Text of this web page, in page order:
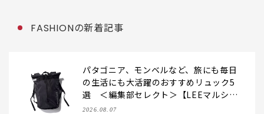
FASHIONの新着記事
パタゴニア、モンベルなど、旅にも毎日
の生活にも大活躍のおすすめリュック5
選 ＜編集部セレクト＞【LEEマルシ
ェ】
2026.08.07